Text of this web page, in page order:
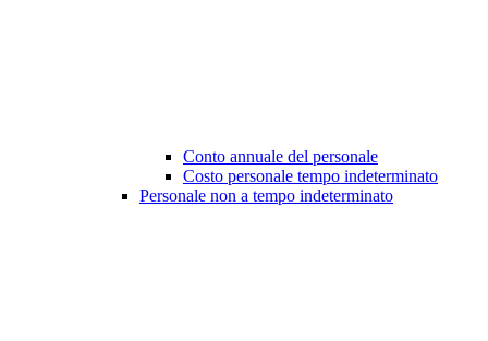
Conto annuale del personale
Costo personale tempo indeterminato
Personale non a tempo indeterminato